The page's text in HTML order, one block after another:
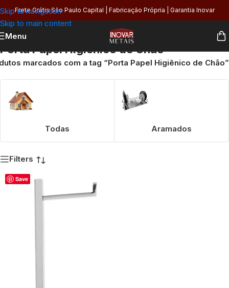
Skip to navigation
Skip to main content
Frete Grátis São Paulo Capital | Fabricação Própria | Garantia Inovar
Menu
Porta Papel Higiênico de Chão
marcados com a tag “Porta Papel Higiênico de Chão”
Todas Aramados
Filters
Save